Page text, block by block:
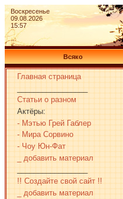
Воскресенье
09.08.2026
15:57
Всяко
Главная страница
Статьи о разном
Актёры:
- Мэтью Грей Габлер
- Мира Сорвино
- Чоу Юн-Фат
_ добавить материал
!! Создайте свой сайт !!
_ добавить материал